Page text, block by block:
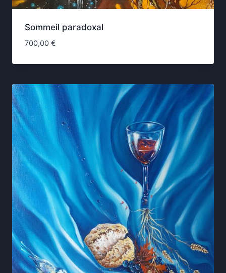
Sommeil paradoxal
700,00 €